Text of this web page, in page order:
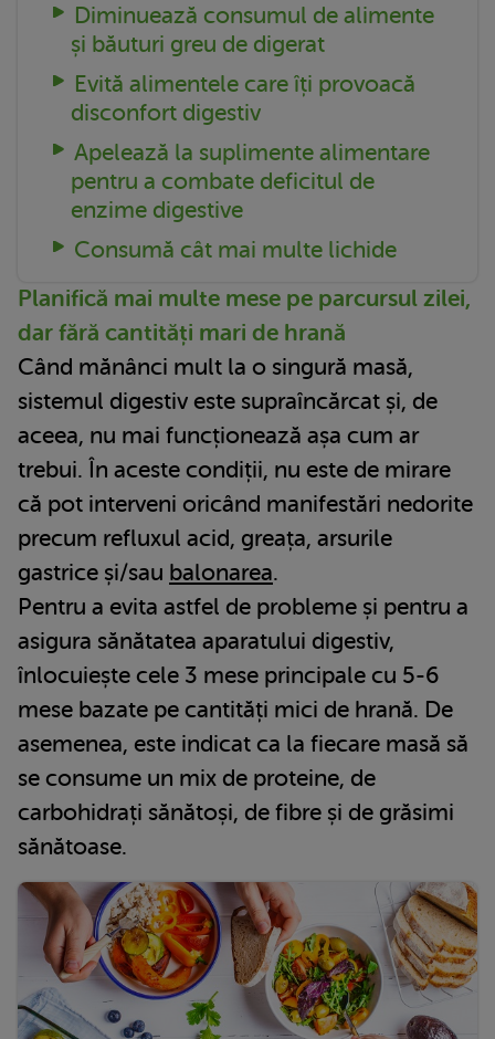
Diminuează consumul de alimente
și băuturi greu de digerat
Evită alimentele care îți provoacă
disconfort digestiv
Apelează la suplimente alimentare
pentru a combate deficitul de
enzime digestive
Consumă cât mai multe lichide
Planifică mai multe mese pe parcursul zilei,
dar fără cantități mari de hrană
Când mănânci mult la o singură masă,
sistemul digestiv este supraîncărcat și, de
aceea, nu mai funcționează așa cum ar
trebui. În aceste condiții, nu este de mirare
că pot interveni oricând manifestări nedorite
precum refluxul acid, greața, arsurile
gastrice și/sau balonarea.
Pentru a evita astfel de probleme și pentru a
asigura sănătatea aparatului digestiv,
înlocuiește cele 3 mese principale cu 5-6
mese bazate pe cantități mici de hrană. De
asemenea, este indicat ca la fiecare masă să
se consume un mix de proteine, de
carbohidrați sănătoși, de fibre și de grăsimi
sănătoase.